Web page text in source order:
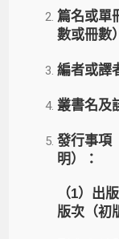
篇名或單
數或冊數
編者或譯
叢書名及
發行事項
明）：
（1）出
版次（初